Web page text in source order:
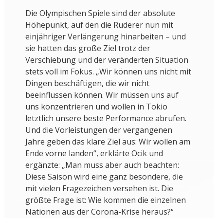
Die Olympischen Spiele sind der absolute
Höhepunkt, auf den die Ruderer nun mit
einjähriger Verlängerung hinarbeiten – und
sie hatten das große Ziel trotz der
Verschiebung und der veränderten Situation
stets voll im Fokus. „Wir können uns nicht mit
Dingen beschäftigen, die wir nicht
beeinflussen können. Wir müssen uns auf
uns konzentrieren und wollen in Tokio
letztlich unsere beste Performance abrufen.
Und die Vorleistungen der vergangenen
Jahre geben das klare Ziel aus: Wir wollen am
Ende vorne landen“, erklärte Ocik und
ergänzte: „Man muss aber auch beachten:
Diese Saison wird eine ganz besondere, die
mit vielen Fragezeichen versehen ist. Die
größte Frage ist: Wie kommen die einzelnen
Nationen aus der Corona-Krise heraus?“